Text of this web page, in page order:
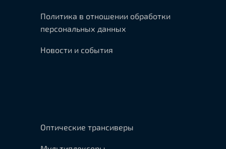
Политика в отношении обработки
персональных данных
Новости и события
Оптические трансиверы